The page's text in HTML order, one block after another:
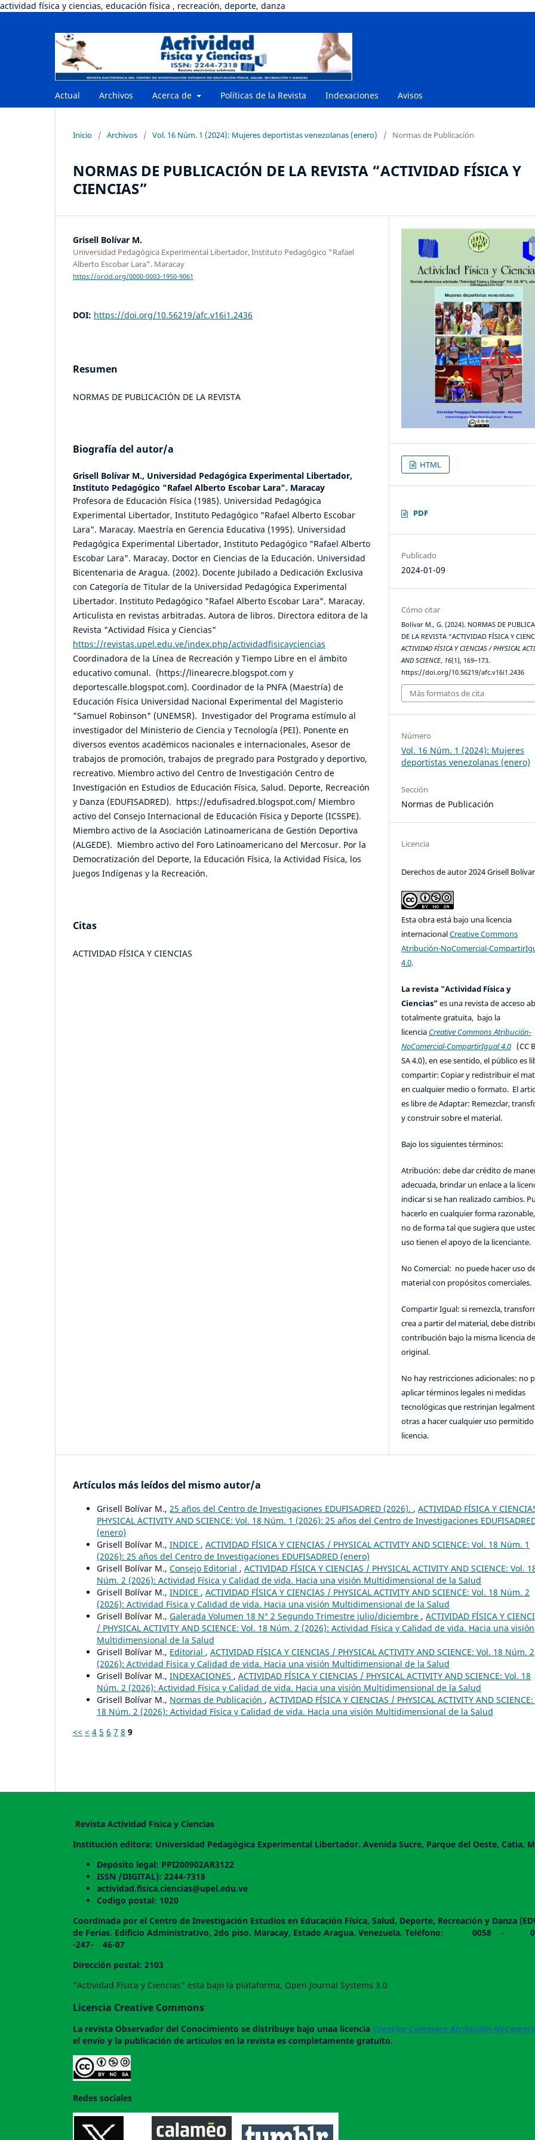
actividad física y ciencias, educación física , recreación, deporte, danza
Actual Archivos Acerca de Políticas de la Revista Indexaciones Avisos
Inicio / Archivos / Vol. 16 Núm. 1 (2024): Mujeres deportistas venezolanas (enero) / Normas de Publicación
NORMAS DE PUBLICACIÓN DE LA REVISTA “ACTIVIDAD FÍSICA Y
CIENCIAS”
Grisell Bolívar M.
Universidad Pedagógica Experimental Libertador, Instituto Pedagógico "Rafael
Alberto Escobar Lara". Maracay
https://orcid.org/0000-0003-1950-9061
DOI: https://doi.org/10.56219/afc.v16i1.2436
Resumen
NORMAS DE PUBLICACIÓN DE LA REVISTA
Biografía del autor/a
Grisell Bolívar M., Universidad Pedagógica Experimental Libertador,
Instituto Pedagógico "Rafael Alberto Escobar Lara". Maracay
Profesora de Educación Física (1985). Universidad Pedagógica
Experimental Libertador, Instituto Pedagógico "Rafael Alberto Escobar
Lara". Maracay. Maestría en Gerencia Educativa (1995). Universidad
Pedagógica Experimental Libertador, Instituto Pedagógico "Rafael Alberto
Escobar Lara". Maracay. Doctor en Ciencias de la Educación. Universidad
Bicentenaria de Aragua. (2002). Docente Jubilado a Dedicación Exclusiva
con Categoría de Titular de la Universidad Pedagógica Experimental
Libertador. Instituto Pedagógico "Rafael Alberto Escobar Lara". Maracay.
Articulista en revistas arbitradas. Autora de libros. Directora editora de la
Revista "Actividad Física y Ciencias"
https://revistas.upel.edu.ve/index.php/actividadfisicayciencias
Coordinadora de la Línea de Recreación y Tiempo Libre en el ámbito
educativo comunal. (https://linearecre.blogspot.com y
deportescalle.blogspot.com). Coordinador de la PNFA (Maestría) de
Educación Física Universidad Nacional Experimental del Magisterio
"Samuel Robinson" (UNEMSR). Investigador del Programa estímulo al
investigador del Ministerio de Ciencia y Tecnología (PEI). Ponente en
diversos eventos académicos nacionales e internacionales, Asesor de
trabajos de promoción, trabajos de pregrado para Postgrado y deportivo,
recreativo. Miembro activo del Centro de Investigación Centro de
Investigación en Estudios de Educación Física, Salud. Deporte, Recreación
y Danza (EDUFISADRED). https://edufisadred.blogspot.com/ Miembro
activo del Consejo Internacional de Educación Física y Deporte (ICSSPE).
Miembro activo de la Asociación Latinoamericana de Gestión Deportiva
(ALGEDE). Miembro activo del Foro Latinoamericano del Mercosur. Por la
Democratización del Deporte, la Educación Física, la Actividad Física, los
Juegos Indígenas y la Recreación.
Citas
ACTIVIDAD FÍSICA Y CIENCIAS
HTML
PDF
Publicado
2024-01-09
Cómo citar
Bolívar M., G. (2024). NORMAS DE
DE LA REVISTA “ACTIVIDAD FÍSICA Y
ACTIVIDAD FÍSICA Y CIENCIAS / PHYSICAL
AND SCIENCE, 16(1), 169–173.
https://doi.org/10.56219/afc.v16i1.2436
Más formatos de cita
Número
Vol. 16 Núm. 1 (2024): Mujeres
deportistas venezolanas (enero)
Sección
Normas de Publicación
Licencia
Derechos de autor 2024 Grisell
Esta obra está bajo una licencia
internacionalCreative Commons
Atribución-NoComercial-
4.0.
La revista "Actividad Física y
Ciencias"es una revista de acceso
totalmente gratuita, bajo la
licencia Creative Commons Atribución-
NoComercial-CompartirIgual 4.0 (CC
SA 4.0), en ese sentido, el público es
compartir: Copiar y redistribuir el
en cualquier medio o formato. El
es libre de Adaptar: Remezclar,
y construir sobre el material.
Bajo los siguientes términos:
Atribución: debe dar crédito de
adecuada, brindar un enlace a la
indicar si se han realizado cambios.
hacerlo en cualquier forma
no de forma tal que sugiera que
uso tienen el apoyo de la licenciante.
No Comercial: no puede hacer uso
material con propósitos comerciales.
Compartir Igual: si remezcla,
crea a partir del material, debe
contribución bajo la misma licencia
original.
No hay restricciones adicionales: no
aplicar términos legales ni medidas
tecnológicas que restrinjan
otras a hacer cualquier uso
licencia.
Artículos más leídos del mismo autor/a
Grisell Bolívar M., 25 años del Centro de Investigaciones EDUFISADRED (2026). , ACTIVIDAD FÍSICA Y
PHYSICAL ACTIVITY AND SCIENCE: Vol. 18 Núm. 1 (2026): 25 años del Centro de Investigaciones
(enero)
Grisell Bolívar M., INDICE , ACTIVIDAD FÍSICA Y CIENCIAS / PHYSICAL ACTIVITY AND SCIENCE: Vol. 18 Núm. 1
(2026): 25 años del Centro de Investigaciones EDUFISADRED (enero)
Grisell Bolívar M., Consejo Editorial , ACTIVIDAD FÍSICA Y CIENCIAS / PHYSICAL ACTIVITY AND SCIENCE: Vol.
Núm. 2 (2026): Actividad Física y Calidad de vida. Hacia una visión Multidimensional de la Salud
Grisell Bolívar M., INDICE , ACTIVIDAD FÍSICA Y CIENCIAS / PHYSICAL ACTIVITY AND SCIENCE: Vol. 18 Núm. 2
(2026): Actividad Física y Calidad de vida. Hacia una visión Multidimensional de la Salud
Grisell Bolívar M., Galerada Volumen 18 N° 2 Segundo Trimestre julio/diciembre , ACTIVIDAD FÍSICA Y
/ PHYSICAL ACTIVITY AND SCIENCE: Vol. 18 Núm. 2 (2026): Actividad Física y Calidad de vida. Hacia una visión
Multidimensional de la Salud
Grisell Bolívar M., Editorial , ACTIVIDAD FÍSICA Y CIENCIAS / PHYSICAL ACTIVITY AND SCIENCE: Vol. 18 Núm. 2
(2026): Actividad Física y Calidad de vida. Hacia una visión Multidimensional de la Salud
Grisell Bolívar M., INDEXACIONES , ACTIVIDAD FÍSICA Y CIENCIAS / PHYSICAL ACTIVITY AND SCIENCE: Vol. 18
Núm. 2 (2026): Actividad Física y Calidad de vida. Hacia una visión Multidimensional de la Salud
Grisell Bolívar M., Normas de Publicación , ACTIVIDAD FÍSICA Y CIENCIAS / PHYSICAL ACTIVITY AND
18 Núm. 2 (2026): Actividad Física y Calidad de vida. Hacia una visión Multidimensional de la Salud
<< < 4 5 6 7 8 9
Revista Actividad Física y Ciencias
Institución editora: Universidad Pedagógica Experimental Libertador. Avenida Sucre, Parque del Oeste, Catia,
Depósito legal: PPI200902AR3122
ISSN /DIGITAL): 2244-7318
actividad.fisica.ciencias@upel.edu.ve
Codigo postal: 1020
Coordinada por el Centro de Investigación Estudios en Educación Física, Salud, Deporte, Recreación y Danza
de Ferias. Edificio Administrativo, 2do piso. Maracay, Estado Aragua. Venezuela. Teléfono:
-247- 46-07
Dirección postal: 2103
"Actividad Física y Ciencias" esta bajo la plataforma, Open Journal Systems 3.0
Licencia Creative Commons
La revista Observador del Conocimiento se distribuye bajo unaa licencia Creative Commons Atribución-
el envío y la publicación de artículos en la revista es completamente gratuito.
Redes sociales